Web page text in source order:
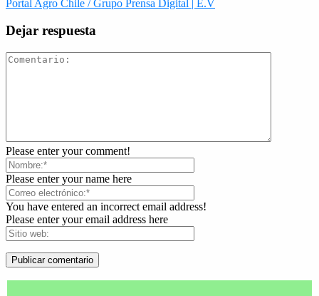
Portal Agro Chile / Grupo Prensa Digital | E.V
Dejar respuesta
Please enter your comment!
Please enter your name here
You have entered an incorrect email address!
Please enter your email address here